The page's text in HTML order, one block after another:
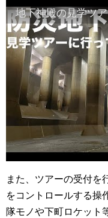
地下神殿の見学ツ
また、ツアーの受付を
をコントロールする操
隊モノや下町ロケット